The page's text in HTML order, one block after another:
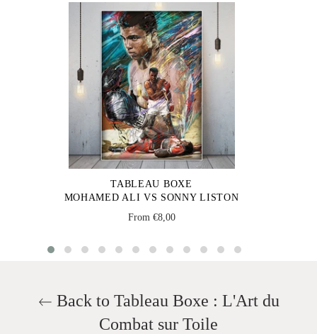
TABLEAU BOXE
MOHAMED ALI VS SONNY LISTON
From €8,00
Back to Tableau Boxe : L'Art du
Combat sur Toile